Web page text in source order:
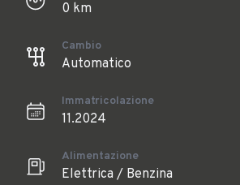
0 km
Cambio
Automatico
Immatricolazione
11.2024
Alimentazione
Elettrica / Benzina